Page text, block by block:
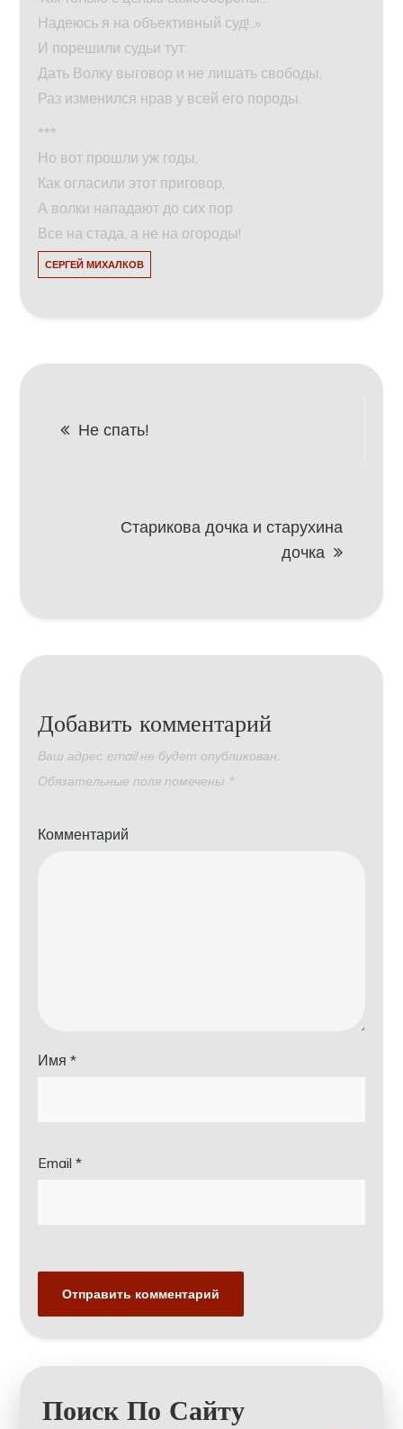
Надеюсь я на объективный суд!..»
И порешили судьи тут:
Дать Волку выговор и не лишать свободы,
Раз изменился нрав у всей его породы.
***
Но вот прошли уж годы,
Как огласили этот приговор,
А волки нападают до сих пор
Все на стада, а не на огороды!
СЕРГЕЙ МИХАЛКОВ
Навигация
записям
Не спать!
Старикова дочка и старухина
дочка
Добавить комментарий
Ваш адрес email не будет опубликован.
Обязательные поля помечены *
Комментарий
Имя*
Email*
Поиск По Сайту